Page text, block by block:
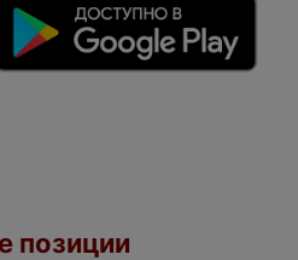
позиции